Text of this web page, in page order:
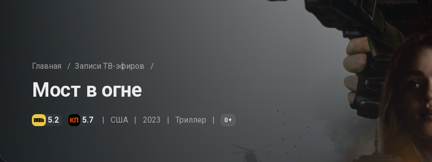
Главная / Записи ТВ-эфиров /
Мост в огне
5.2 5.7 США 2023 Триллер 0+